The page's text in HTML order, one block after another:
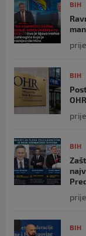
BIH
BIH
BIH
BIH